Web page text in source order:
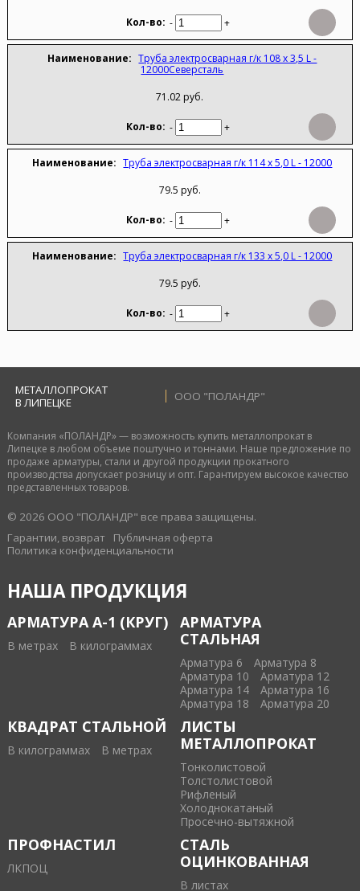
- +
Труба электросварная г/к 108 х 3,5 L -
12000Северсталь
71.02 руб.
- +
Труба электросварная г/к 114 х 5,0 L - 12000
79.5 руб.
- +
Труба электросварная г/к 133 х 5,0 L - 12000
79.5 руб.
- +
МЕТАЛЛОПРОКАТ
В ЛИПЕЦКЕ
ООО "ПОЛАНДР"
Компания «ПОЛАНДР» — возможность купить металлопрокат в
Липецке в любом объеме поштучно и тоннами. Наше предложение по
продаже арматуры, стали и другой продукции прокатного
производства допускает розницу и опт. Гарантируем высокое качество
представленных товаров.
© 2026 ООО "ПОЛАНДР" все права защищены.
Гарантии, возврат
Публичная оферта
Политика конфиденциальности
НАША ПРОДУКЦИЯ
АРМАТУРА А-1 (КРУГ)
В метрах В килограммах
АРМАТУРА
СТАЛЬНАЯ
Арматура 6
Арматура 8
Арматура 10
Арматура 12
Арматура 14
Арматура 16
Арматура 18
Арматура 20
КВАДРАТ СТАЛЬНОЙ
В килограммах В метрах
ЛИСТЫ
МЕТАЛЛОПРОКАТ
Тонколистовой
Толстолистовой
Рифленый
Холоднокатаный
Проcечно-вытяжной
ПРОФНАСТИЛ
ЛКПОЦ
СТАЛЬ
ОЦИНКОВАННАЯ
В листах